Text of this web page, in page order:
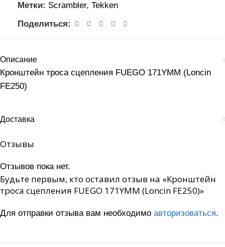
Метки: Scrambler, Tekken
Поделиться:
Описание
Кронштейн троса сцепления FUEGO 171YMM (Loncin
FE250)
Доставка
Отзывы
Отзывов пока нет.
Будьте первым, кто оставил отзыв на «Кронштейн
троса сцепления FUEGO 171YMM (Loncin FE250)»
Для отправки отзыва вам необходимо авторизоваться.